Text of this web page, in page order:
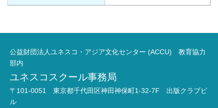
公益財団法人ユネスコ・アジア文化センター (ACCU) 教育協力
部内
ユネスコスクール事務局
〒101-0051 東京都千代田区神田神保町1-32-7F 出版クラブビ
ル